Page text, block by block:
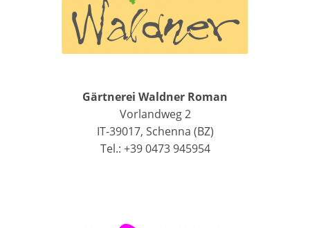
Gärtnerei Waldner Roman
Vorlandweg 2
IT-39017, Schenna (BZ)
Tel.: +39 0473 945954